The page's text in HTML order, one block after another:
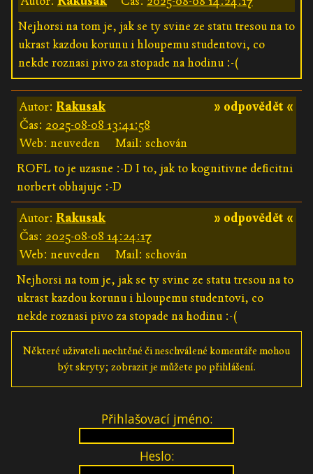
Nejhorsi na tom je, jak se ty svine ze statu tresou na to
ukrast kazdou korunu i hloupemu studentovi, co
nekde roznasi pivo za stopade na hodinu :-(
» odpovědět «
Autor: Rakusak
Čas: 2025-08-08 13:41:58
Web: neuveden
Mail: schován
ROFL to je uzasne :-D I to, jak to kognitivne deficitni
norbert obhajuje :-D
» odpovědět «
Autor: Rakusak
Čas: 2025-08-08 14:24:17
Web: neuveden
Mail: schován
Nejhorsi na tom je, jak se ty svine ze statu tresou na to
ukrast kazdou korunu i hloupemu studentovi, co
nekde roznasi pivo za stopade na hodinu :-(
Některé uživateli nechtěné či neschválené komentáře mohou
být skryty; zobrazit je můžete po přihlášení.
Přihlašovací jméno:
Heslo: